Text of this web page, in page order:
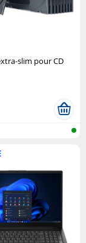
slim pour CD